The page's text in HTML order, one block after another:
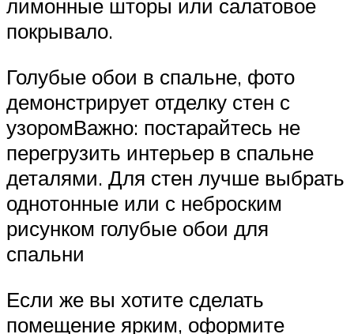
лимонные шторы или салатовое
покрывало.
Голубые обои в спальне, фото
демонстрирует отделку стен с
узоромВажно: постарайтесь не
перегрузить интерьер в спальне
деталями. Для стен лучше выбрать
однотонные или с неброским
рисунком голубые обои для
спальни
Если же вы хотите сделать
помещение ярким, оформите